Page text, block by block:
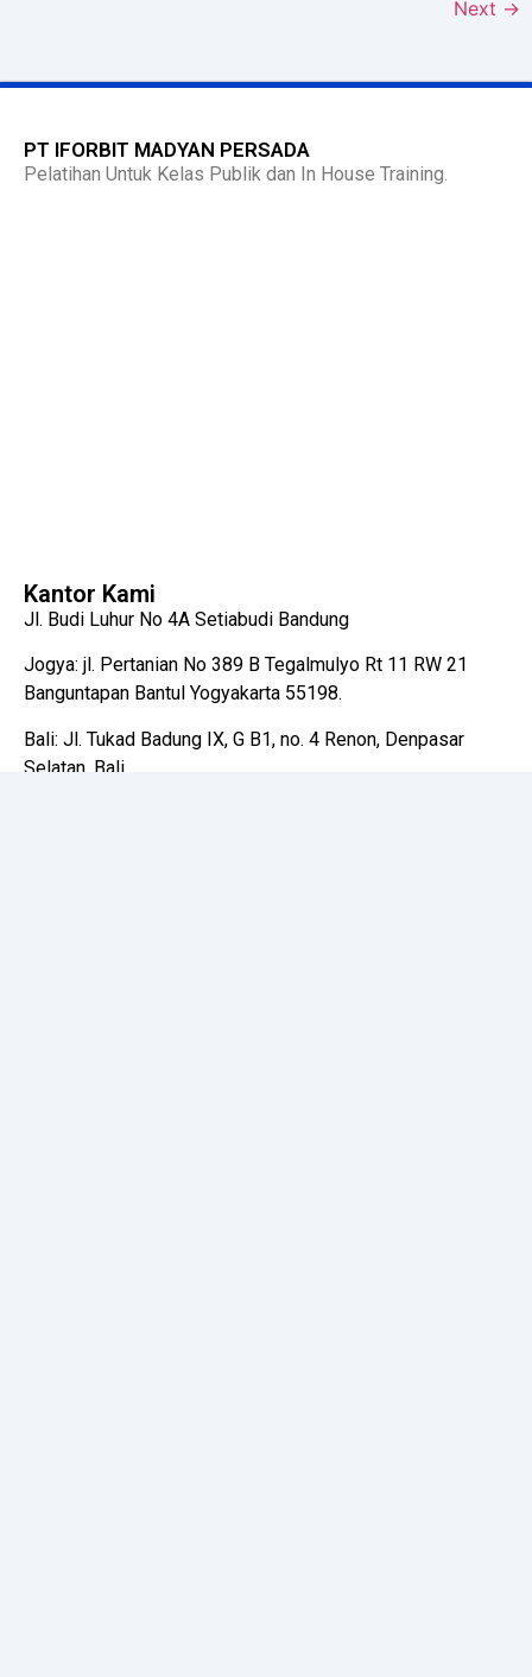
Next →
PT IFORBIT MADYAN PERSADA
Pelatihan Untuk Kelas Publik dan In House Training.
Kantor Kami
Jl. Budi Luhur No 4A Setiabudi Bandung
Jogya: jl. Pertanian No 389 B Tegalmulyo Rt 11 RW 21
Banguntapan Bantul Yogyakarta 55198.
Bali: Jl. Tukad Badung IX, G B1, no. 4 Renon, Denpasar
Selatan, Bali